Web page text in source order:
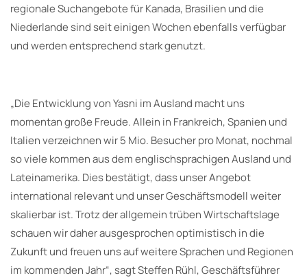
regionale Suchangebote für Kanada, Brasilien und die
Niederlande sind seit einigen Wochen ebenfalls verfügbar
und werden entsprechend stark genutzt.
„Die Entwicklung von Yasni im Ausland macht uns
momentan große Freude. Allein in Frankreich, Spanien und
Italien verzeichnen wir 5 Mio. Besucher pro Monat, nochmal
so viele kommen aus dem englischsprachigen Ausland und
Lateinamerika. Dies bestätigt, dass unser Angebot
international relevant und unser Geschäftsmodell weiter
skalierbar ist. Trotz der allgemein trüben Wirtschaftslage
schauen wir daher ausgesprochen optimistisch in die
Zukunft und freuen uns auf weitere Sprachen und Regionen
im kommenden Jahr“, sagt Steffen Rühl, Geschäftsführer